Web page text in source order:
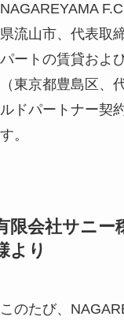
NAGAREYAMA
県流山市、代表取
パートの賃貸およ
（東京都豊島区、
ルドパートナー契
す。
限会社サニー
より
このたび、